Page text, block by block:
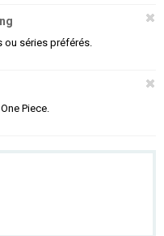
ou séries préférés.
Piece.